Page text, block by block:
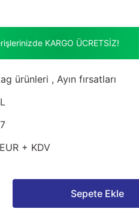
KARGO ÜCRETSİZ!
ürünleri , Ayın fırsatları
+ KDV
Sepete Ekle